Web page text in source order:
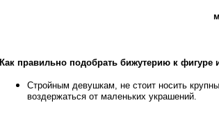
Как правильно подобрать бижутерию к фигуре
Стройным девушкам, не стоит носить
воздержаться от маленьких украшений.